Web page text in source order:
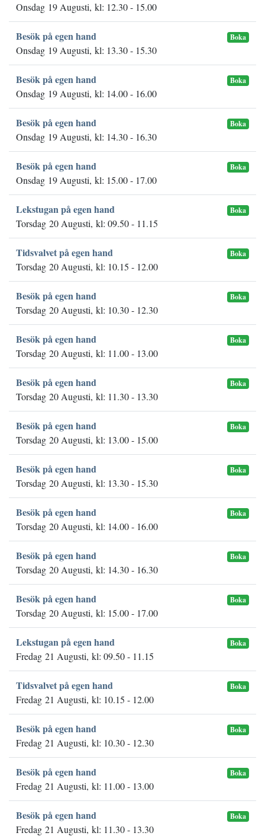
Onsdag 19 Augusti, kl: 12.30 - 15.00
Besök på egen hand Boka
Onsdag 19 Augusti, kl: 13.30 - 15.30
Besök på egen hand Boka
Onsdag 19 Augusti, kl: 14.00 - 16.00
Besök på egen hand Boka
Onsdag 19 Augusti, kl: 14.30 - 16.30
Besök på egen hand Boka
Onsdag 19 Augusti, kl: 15.00 - 17.00
Lekstugan på egen hand Boka
Torsdag 20 Augusti, kl: 09.50 - 11.15
Tidsvalvet på egen hand Boka
Torsdag 20 Augusti, kl: 10.15 - 12.00
Besök på egen hand Boka
Torsdag 20 Augusti, kl: 10.30 - 12.30
Besök på egen hand Boka
Torsdag 20 Augusti, kl: 11.00 - 13.00
Besök på egen hand Boka
Torsdag 20 Augusti, kl: 11.30 - 13.30
Besök på egen hand Boka
Torsdag 20 Augusti, kl: 13.00 - 15.00
Besök på egen hand Boka
Torsdag 20 Augusti, kl: 13.30 - 15.30
Besök på egen hand Boka
Torsdag 20 Augusti, kl: 14.00 - 16.00
Besök på egen hand Boka
Torsdag 20 Augusti, kl: 14.30 - 16.30
Besök på egen hand Boka
Torsdag 20 Augusti, kl: 15.00 - 17.00
Lekstugan på egen hand Boka
Fredag 21 Augusti, kl: 09.50 - 11.15
Tidsvalvet på egen hand Boka
Fredag 21 Augusti, kl: 10.15 - 12.00
Besök på egen hand Boka
Fredag 21 Augusti, kl: 10.30 - 12.30
Besök på egen hand Boka
Fredag 21 Augusti, kl: 11.00 - 13.00
Besök på egen hand Boka
Fredag 21 Augusti, kl: 11.30 - 13.30